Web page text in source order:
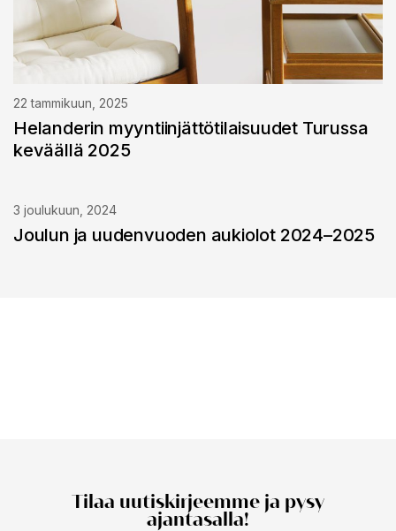
22 tammikuun, 2025
Helanderin myyntiinjättötilaisuudet Turussa
keväällä 2025
3 joulukuun, 2024
Joulun ja uudenvuoden aukiolot 2024–2025
Tilaa uutiskirjeemme ja pysy
ajantasalla!